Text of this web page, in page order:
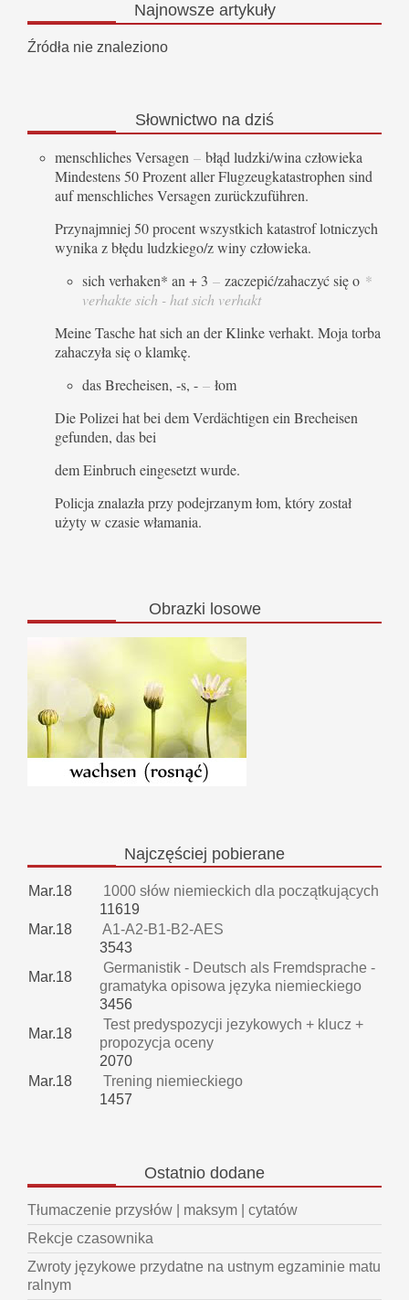
Najnowszeartykuły
Źródła nie znaleziono
Słownictwo na dziś
menschliches Versagen – błąd ludzki/wina człowieka
Mindestens 50 Prozent aller Flugzeugkatastrophen sind
auf menschliches Versagen zurückzuführen.
Przynajmniej 50 procent wszystkich katastrof lotniczych
wynika z błędu ludzkiego/z winy człowieka.
sich verhaken* an + 3 – zaczepić/zahaczyć się o *
verhakte sich - hat sich verhakt
Meine Tasche hat sich an der Klinke verhakt. Moja torba
zahaczyła się o klamkę.
das Brecheisen, -s, - – łom
Die Polizei hat bei dem Verdächtigen ein Brecheisen
gefunden, das bei
dem Einbruch eingesetzt wurde.
Policja znalazła przy podejrzanym łom, który został
użyty w czasie włamania.
Obrazki losowe
Najczęściej pobierane
Mar.18
1000 słów niemieckich dla początkujących
11619
Mar.18
A1-A2-B1-B2-AES
3543
Mar.18
Germanistik - Deutsch als Fremdsprache -
gramatyka opisowa języka niemieckiego
3456
Mar.18
Test predyspozycji jezykowych + klucz +
propozycja oceny
2070
Mar.18
Trening niemieckiego
1457
Ostatnio dodane
Tłumaczenie przysłów | maksym | cytatów
Rekcje czasownika
Zwroty językowe przydatne na ustnym egzaminie matu
ralnym